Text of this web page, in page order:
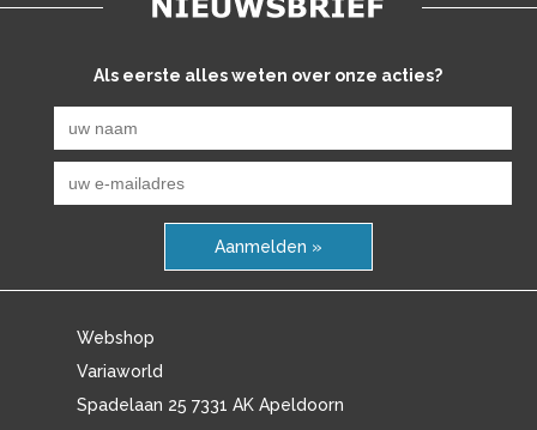
Als eerste alles weten over onze acties?
Aanmelden »
Webshop
Variaworld
Spadelaan 25 7331 AK Apeldoorn